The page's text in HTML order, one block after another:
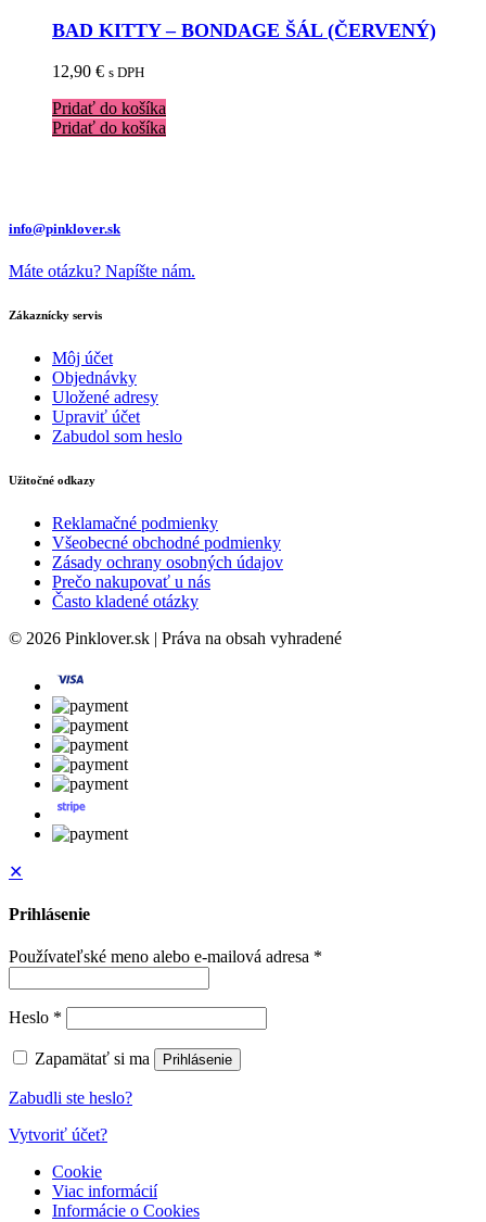
BAD KITTY – BONDAGE ŠÁL (ČERVENÝ)
12,90 € s DPH
Pridať do košíka
Pridať do košíka
info@pinklover.sk
Máte otázku? Napíšte nám.
Zákaznícky servis
Môj účet
Objednávky
Uložené adresy
Upraviť účet
Zabudol som heslo
Užitočné odkazy
Reklamačné podmienky
Všeobecné obchodné podmienky
Zásady ochrany osobných údajov
Prečo nakupovať u nás
Často kladené otázky
© 2026 Pinklover.sk | Práva na obsah vyhradené
✕
Prihlásenie
Používateľské meno alebo e-mailová adresa *
Heslo *
Zapamätať si ma Prihlásenie
Zabudli ste heslo?
Vytvoriť účet?
Cookie
Viac informácií
Informácie o Cookies